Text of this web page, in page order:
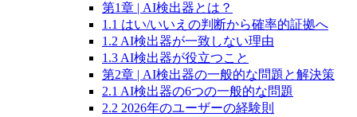
第1章 | AI検出器とは？
1.1 はい/いいえの判断から確率的証拠へ
1.2 AI検出器が一致しない理由
1.3 AI検出器が役立つこと
第2章 | AI検出器の一般的な問題と解決策
2.1 AI検出器の6つの一般的な問題
2.2 2026年のユーザーの経験則